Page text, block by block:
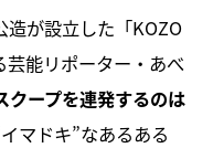
造が設立した「KOZO
能リポーター・あべ
クープを連発するのは
マドキ”なあるある